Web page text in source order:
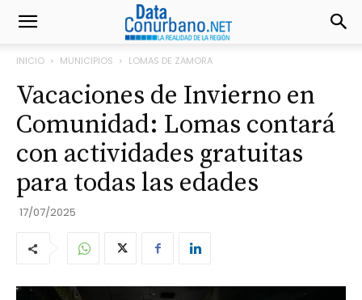
INICIO MUNICIPIOS LOMAS DE ZAMORA
Vacaciones de Invierno en
Comunidad: Lomas contará
con actividades gratuitas
para todas las edades
17/07/2025